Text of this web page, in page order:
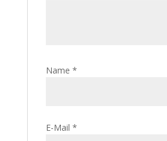
Name *
E-Mail *